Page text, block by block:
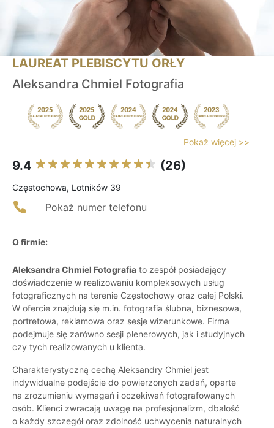
LAUREAT PLEBISCYTU ORŁY
Aleksandra Chmiel Fotografia
Pokaż więcej >>
9.4 (26)
Częstochowa, Lotników 39
Pokaż numer telefonu
O firmie:
Aleksandra Chmiel Fotografia to zespół posiadający
doświadczenie w realizowaniu kompleksowych usług
fotograficznych na terenie Częstochowy oraz całej Polski.
W ofercie znajdują się m.in. fotografia ślubna, biznesowa,
portretowa, reklamowa oraz sesje wizerunkowe. Firma
podejmuje się zarówno sesji plenerowych, jak i studyjnych
czy tych realizowanych u klienta.
Charakterystyczną cechą Aleksandry Chmiel jest
indywidualne podejście do powierzonych zadań, oparte
na zrozumieniu wymagań i oczekiwań fotografowanych
osób. Klienci zwracają uwagę na profesjonalizm, dbałość
o każdy szczegół oraz zdolność uchwycenia naturalnych